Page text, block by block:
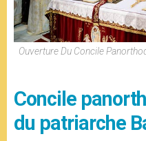
Ouverture Du Concile
Concile
du patriarche